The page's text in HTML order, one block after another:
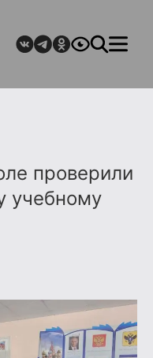
проверили
учебному